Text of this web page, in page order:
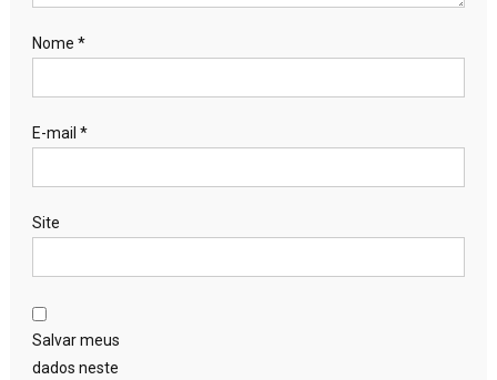
Nome *
E-mail *
Site
Salvar meus
dados neste